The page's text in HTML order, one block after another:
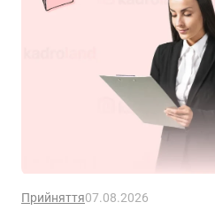
Прийняття07.08.2026